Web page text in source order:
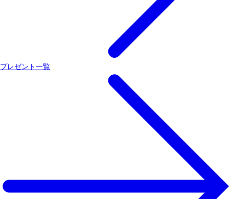
プレゼント一覧